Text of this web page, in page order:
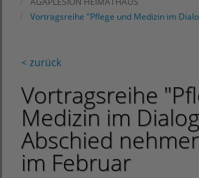
Vortragsreihe "Pflege und Medizin im
< zurück
Vortragsreihe
Medizin im
Abschied
im Februar